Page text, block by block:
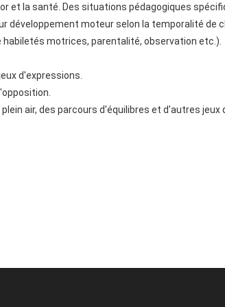
et la santé. Des situations pédagogiques
développement moteur selon la temporalité de
motrices, parentalité, observation etc.).
d'expressions.
air, des parcours d'équilibres et d'autres jeux